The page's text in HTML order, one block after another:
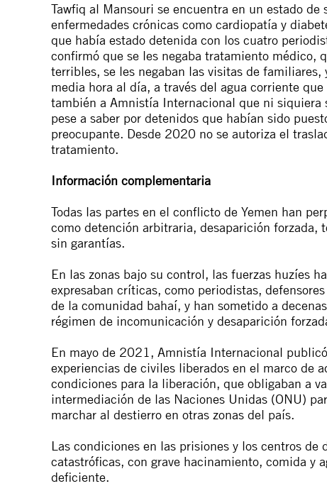
Tawfiq al Mansouri se encuentra en un estado
enfermedades crónicas como cardiopatía y
que había estado detenida con los cuatro
confirmó que se les negaba tratamiento médico,
terribles, se les negaban las visitas de
media hora al día, a través del agua corriente
también a Amnistía Internacional que ni
pese a saber por detenidos que habían sido
preocupante. Desde 2020 no se autoriza el
tratamiento.
Información complementaria
Todas las partes en el conflicto de Yemen han
como detención arbitraria, desaparición
sin garantías.
En las zonas bajo su control, las fuerzas huzíes
expresaban críticas, como periodistas,
de la comunidad bahaí, y han sometido a
régimen de incomunicación y desaparición
En mayo de 2021, Amnistía Internacional
experiencias de civiles liberados en el marco de
condiciones para la liberación, que obligaban a
intermediación de las Naciones Unidas (ONU)
marchar al destierro en otras zonas del país.
Las condiciones en las prisiones y los centros
catastróficas, con grave hacinamiento, comida y
deficiente.